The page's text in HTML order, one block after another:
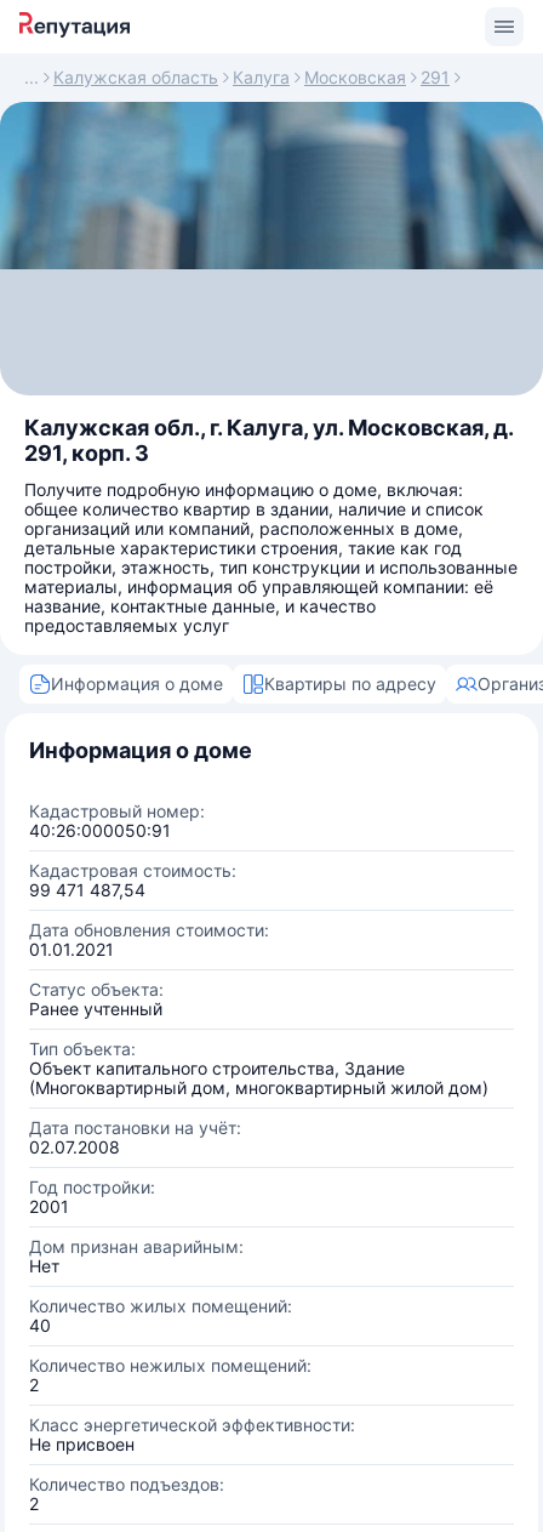
Калужская область Калуга Московская 291
Калужская обл., г. Калуга, ул. Московская, д.
291, корп. 3
Получите подробную информацию о доме, включая:
общее количество квартир в здании, наличие и список
организаций или компаний, расположенных в доме,
детальные характеристики строения, такие как год
постройки, этажность, тип конструкции и использованные
материалы, информация об управляющей компании: её
название, контактные данные, и качество
предоставляемых услуг
Информация о доме Квартиры по адресу
Информация о доме
Кадастровый номер:
40:26:000050:91
Кадастровая стоимость:
99 471 487,54
Дата обновления стоимости:
01.01.2021
Статус объекта:
Ранее учтенный
Тип объекта:
Объект капитального строительства, Здание
(Многоквартирный дом, многоквартирный жилой дом)
Дата постановки на учёт:
02.07.2008
Год постройки:
2001
Дом признан аварийным:
Нет
Количество жилых помещений:
40
Количество нежилых помещений:
2
Класс энергетической эффективности:
Не присвоен
Количество подъездов:
2